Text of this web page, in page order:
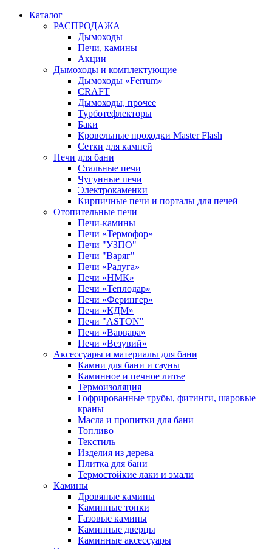
Каталог
РАСПРОДАЖА
Дымоходы
Печи, камины
Акции
Дымоходы и комплектующие
Дымоходы «Ferrum»
CRAFT
Дымоходы, прочее
Турботефлекторы
Баки
Кровельные проходки Master Flash
Сетки для камней
Печи для бани
Стальные печи
Чугунные печи
Электрокаменки
Кирпичные печи и порталы для печей
Отопительные печи
Печи-камины
Печи «Термофор»
Печи "УЗПО"
Печи "Варяг"
Печи «Радуга»
Печи «НМК»
Печи «Теплодар»
Печи «Ферингер»
Печи «КДМ»
Печи "ASTON"
Печи «Варвара»
Печи «Везувий»
Аксессуары и материалы для бани
Камни для бани и сауны
Каминное и печное литье
Термоизоляция
Гофрированные трубы, фитинги, шаровые
краны
Масла и пропитки для бани
Топливо
Текстиль
Изделия из дерева
Плитка для бани
Термостойкие лаки и эмали
Камины
Дровяные камины
Каминные топки
Газовые камины
Каминные дверцы
Каминные аксессуары